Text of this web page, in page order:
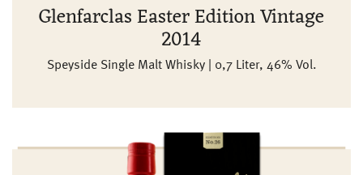
Glenfarclas Easter Edition Vintage
2014
Speyside Single Malt Whisky | 0,7 Liter, 46% Vol.